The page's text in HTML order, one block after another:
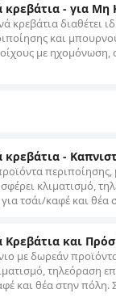
- για Μη
διαθέτει
και
με ηχομόνωση,
κρεβάτια -
κλιματισμό,
τσάι/καφέ και
και
με δωρεάν
τηλεόραση
και θέα στην